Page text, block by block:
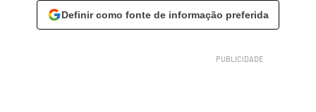
Definir como fonte de informação preferida